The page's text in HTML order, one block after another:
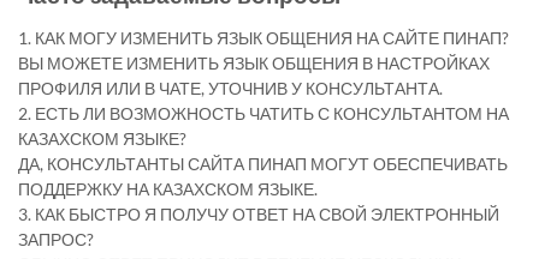
1. КАК МОГУ ИЗМЕНИТЬ ЯЗЫК ОБЩЕНИЯ НА САЙТЕ ПИНАП?
ВЫ МОЖЕТЕ ИЗМЕНИТЬ ЯЗЫК ОБЩЕНИЯ В НАСТРОЙКАХ
ПРОФИЛЯ ИЛИ В ЧАТЕ, УТОЧНИВ У КОНСУЛЬТАНТА.
2. ЕСТЬ ЛИ ВОЗМОЖНОСТЬ ЧАТИТЬ С КОНСУЛЬТАНТОМ НА
КАЗАХСКОМ ЯЗЫКЕ?
ДА, КОНСУЛЬТАНТЫ САЙТА ПИНАП МОГУТ ОБЕСПЕЧИВАТЬ
ПОДДЕРЖКУ НА КАЗАХСКОМ ЯЗЫКЕ.
3. КАК БЫСТРО Я ПОЛУЧУ ОТВЕТ НА СВОЙ ЭЛЕКТРОННЫЙ
ЗАПРОС?